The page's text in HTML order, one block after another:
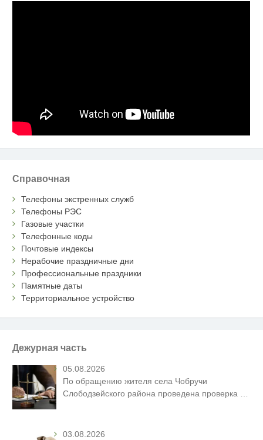
Справочная
Телефоны экстренных служб
Телефоны РЭС
Газовые участки
Телефонные коды
Почтовые индексы
Нерабочие праздничные дни
Профессиональные праздники
Памятные даты
Территориальное устройство
Дежурная часть
05.08.2026
По обращению жителя села Чобручи
Слободзейского района проведена проверка
03.08.2026